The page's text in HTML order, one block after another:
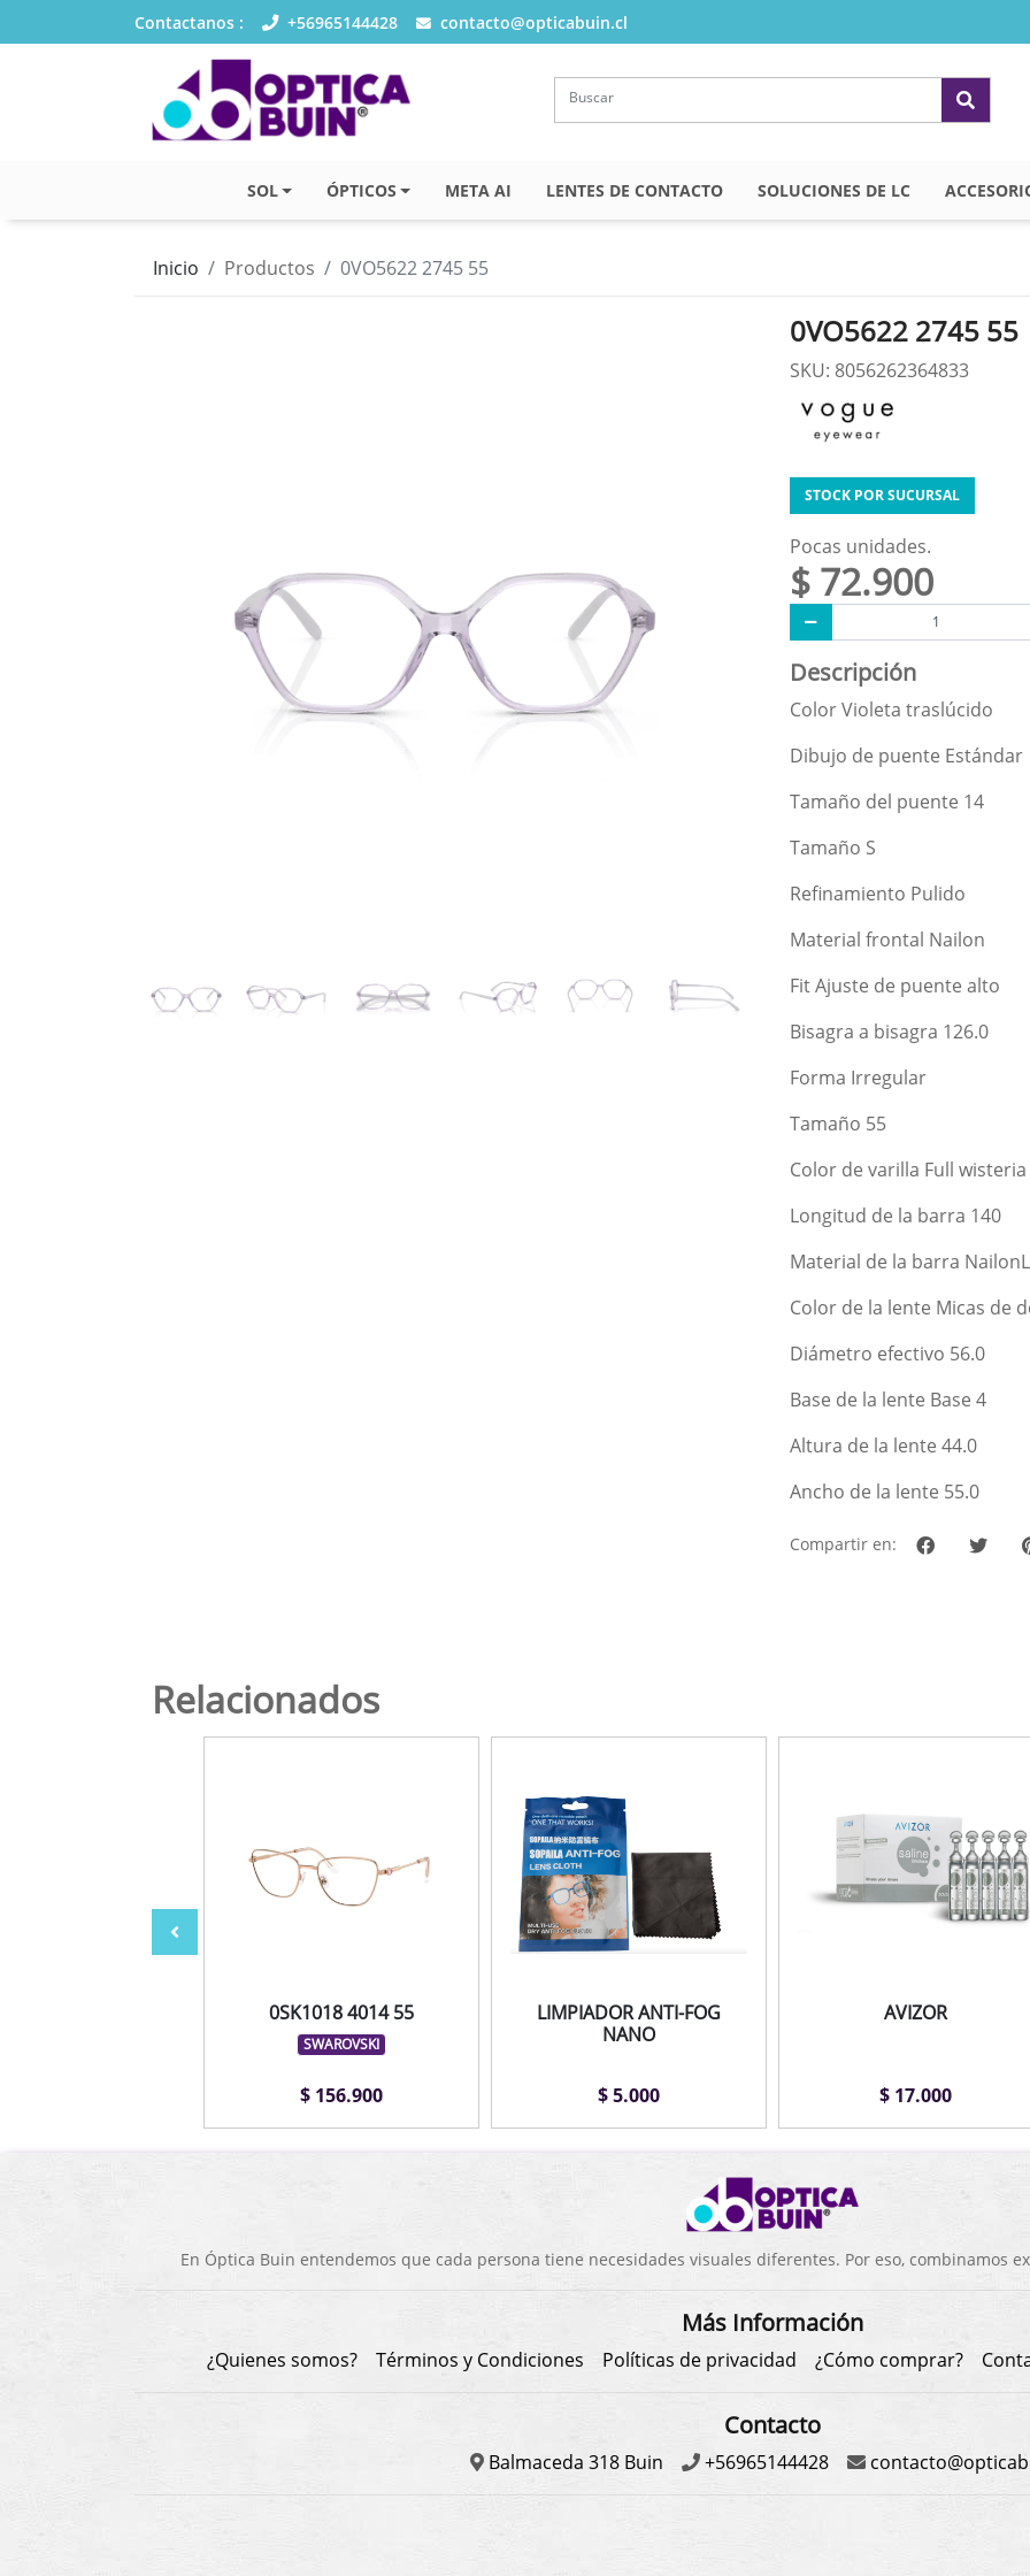
Contactanos : +56965144428 contacto@opticabuin.cl
SOL ÓPTICOS META AI LENTES DE CONTACTO SOLUCIONES DE LC
Inicio Productos 0VO5622 2745 55
0VO5622 2745 55
SKU: 8056262364833
STOCK POR SUCURSAL
Pocas unidades.
$ 72.900
Descripción
Color Violeta traslúcido
Dibujo de puente Estándar
Tamaño del puente 14
Tamaño S
Refinamiento Pulido
Material frontal Nailon
Fit Ajuste de puente alto
Bisagra a bisagra 126.0
Forma Irregular
Tamaño 55
Color de varilla Full wisteria
Longitud de la barra 140
Material de la barra
Color de la lente Micas de
Diámetro efectivo 56.0
Base de la lente Base 4
Altura de la lente 44.0
Ancho de la lente 55.0
Compartir en:
Relacionados
0SK1018 4014 55
SWAROVSKI
$ 156.900
LIMPIADOR ANTI-FOG
NANO
$ 5.000
AVIZOR
$ 17.000
En Óptica Buin entendemos que cada persona tiene necesidades visuales diferentes. Por eso, combinamos
Más Información
¿Quienes somos? Términos y Condiciones Políticas de privacidad ¿Cómo comprar?
Contacto
Balmaceda 318 Buin +56965144428